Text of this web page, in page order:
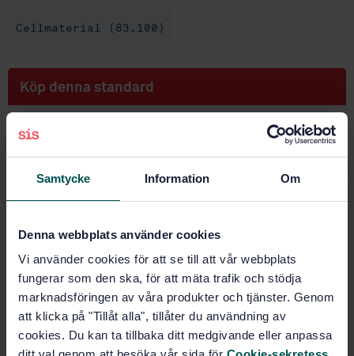
Samtycke Information Om
Denna webbplats använder cookies
Vi använder cookies för att se till att vår webbplats
fungerar som den ska, för att mäta trafik och stödja
marknadsföringen av våra produkter och tjänster. Genom
att klicka på "Tillåt alla", tillåter du användning av
cookies. Du kan ta tillbaka ditt medgivande eller anpassa
Cellmaterial (83.100)
Köp denna standard
STANDARD
polyuretanskum för laminatanvändning - Krav (ISO
6915:2019, IDT)
Prenumerera på standarden - Läs mer
Pris:687 SEK
PDF
Lägg i varukorgen